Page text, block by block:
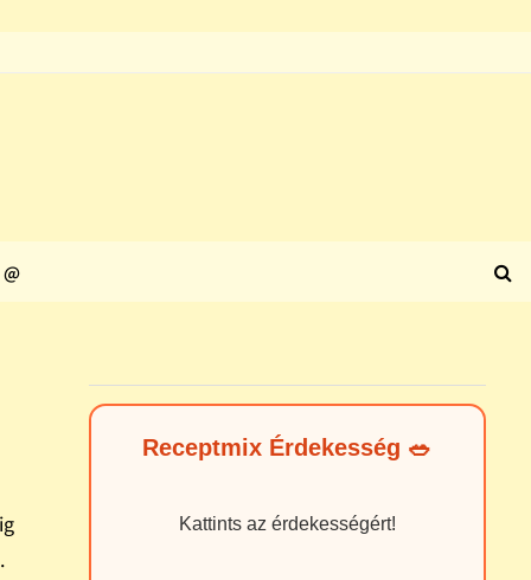
@
Receptmix Érdekesség 🥗
Kattints az érdekességért!